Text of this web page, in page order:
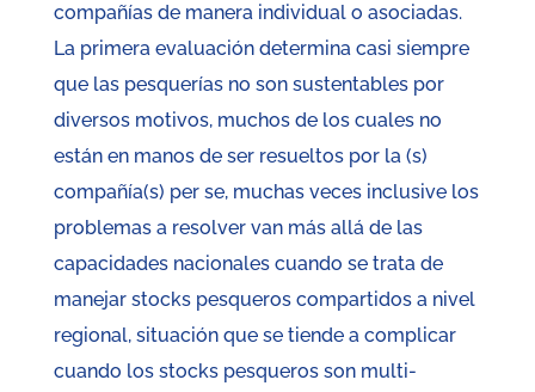
compañías de manera individual o asociadas.
La primera evaluación determina casi siempre
que las pesquerías no son sustentables por
diversos motivos, muchos de los cuales no
están en manos de ser resueltos por la (s)
compañía(s) per se, muchas veces inclusive los
problemas a resolver van más allá de las
capacidades nacionales cuando se trata de
manejar stocks pesqueros compartidos a nivel
regional, situación que se tiende a complicar
cuando los stocks pesqueros son multi-